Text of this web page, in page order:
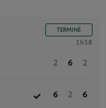
TERMINÉ
1h58
2 6 2
6 2 6